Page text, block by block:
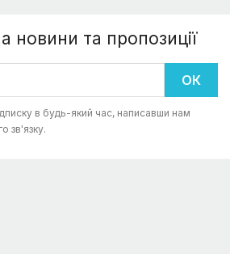
новини та пропозиції
в будь-який час, написавши нам
зв'язку.